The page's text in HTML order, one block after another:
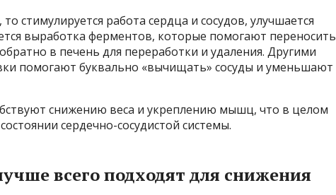
стимулируется работа сердца и сосудов, улучшается
выработка ферментов, которые помогают переносить
в печень для переработки и удаления. Другими
помогают буквально «вычищать» сосуды и уменьшают
снижению веса и укреплению мышц, что в целом
сердечно-сосудистой системы.
всего подходят для снижения